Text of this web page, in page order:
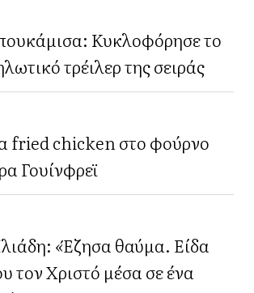
Κυκλοφόρησε το
τρέιλερ της σειράς
fried chicken στο φούρνο
Γουίνφρεϊ
«Έζησα θαύμα. Είδα
τον Χριστό μέσα σε ένα